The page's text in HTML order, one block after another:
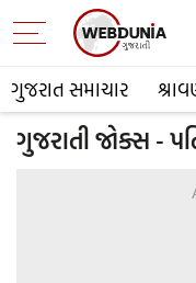
ગુજરાત સમાચાર
ગુજરાતી જોક્સ -